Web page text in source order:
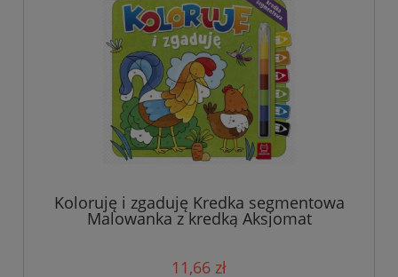
Koloruję i zgaduję Kredka segmentowa
Malowanka z kredką Aksjomat
11,66 zł